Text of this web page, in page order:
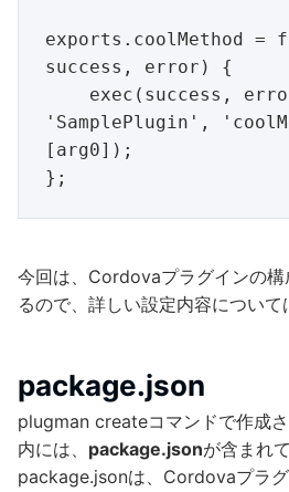
exports.coolMethod =
success, error) {
'SamplePlugin',
[arg0]);
今回は、Cordovaプラグインの
るので、詳しい設定内容について
package.json
plugman createコマンドで作成
内には、 package.jsonが含まれ
package.jsonは、Cordovaプラ